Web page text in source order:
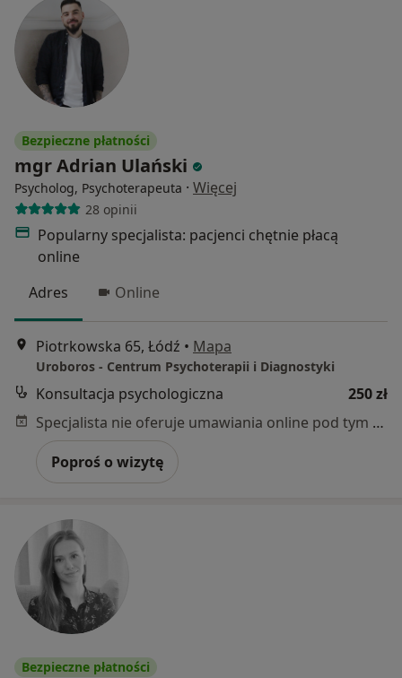
Bezpieczne płatności
mgr Adrian Ulański
Psycholog, Psychoterapeuta · Więcej
28 opinii
Popularny specjalista: pacjenci chętnie płacą
online
Adres
Online
Piotrkowska 65, Łódź • Mapa
Uroboros - Centrum Psychoterapii i Diagnostyki
Konsultacja psychologiczna
250 zł
Specjalista nie oferuje umawiania online pod tym adresem.
Poproś o wizytę
Bezpieczne płatności